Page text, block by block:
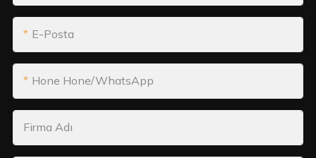
E-Posta
Hone Hone/WhatsApp
Firma Adı